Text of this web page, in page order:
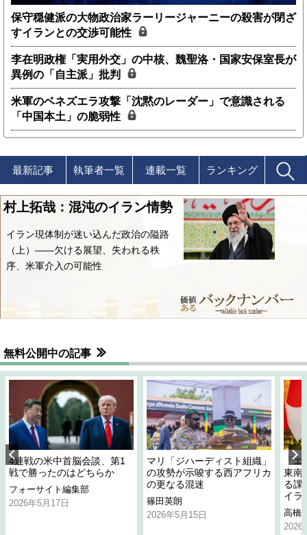
保守穏健派の大物政治家ラーリージャーニーの殺害が閉ざ
すイランとの交渉可能性
李在明政権「実用外交」の中核、魏聖洛・国家安保室長が
異例の「自主派」批判
米軍のベネズエラ攻撃「沈黙のレーダー」で意識される
「中国本土」の脆弱性
最新記事 執筆者一覧 連載一覧 ランキング
村上拓哉：混沌のイラン情勢
イラン現体制が迷い込んだ政治の隘路
（上）――欠ける展望、失われる秩
序、米軍介入の可能性
無料公開中の記事
4連戦の米中首脳会談、第1
戦で勝ったのはどちらか
フォーサイト編集部
2026年5月17日
マリ「ジハーディスト組織」
の攻勢が示唆する西アフリカ
の更なる混迷
篠田英朗
2026年5月15日
「
東南
る課
イラ
高橋
2026